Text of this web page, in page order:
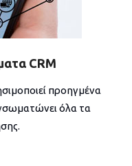
CRM
προηγμένα
όλα τα